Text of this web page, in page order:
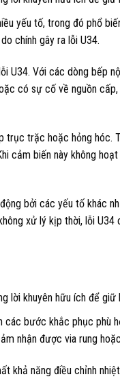
yếu tố, trong đó phổ
chính gây ra lỗi U34.
U34. Với các dòng bếp
có sự cố về nguồn
trục trặc hoặc hỏng
cảm biến này không
bởi các yếu tố khác
xử lý kịp thời, lỗi U34
bước khắc phục phù
nhận được via rung
khả năng điều chỉnh